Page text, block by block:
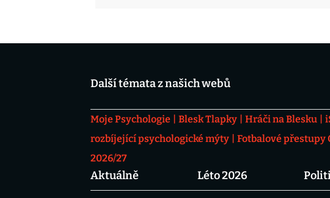
Další témata z našich webů
Moje Psychologie Blesk Tlapky Hráči na Blesku
rozbíjející psychologické mýty
Fotbalové přestupy
2026/27
Aktuálně Léto 2026